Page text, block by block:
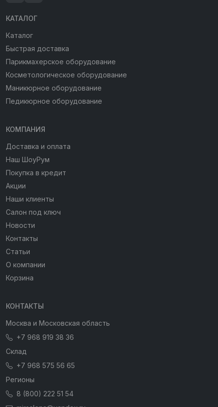
КАТАЛОГ
Каталог
Быстрая доставка
Парикмахерское оборудование
Косметологическое оборудование
Маникюрное оборудование
Педикюрное оборудование
КОМПАНИЯ
Доставка и оплата
Наш ШоуРум
Покупка в кредит
Акции
Наши клиенты
Салон под ключ
Новости
Контакты
Статьи
О компании
Корзина
КОНТАКТЫ
Москва и Московская область
+7 968 919 38 36
Склад
+7 968 575 56 65
Регионы
8 (800) 222 51 54